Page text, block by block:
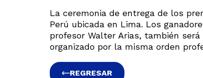
La ceremonia de entrega de los
Perú ubicada en Lima. Los
profesor Walter Arias, también
organizado por la misma orden
REGRESAR